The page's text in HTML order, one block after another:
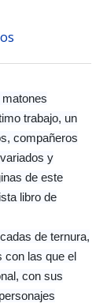
trabajo, un
compañeros
y
de este
libro de
de ternura,
con las que el
con sus